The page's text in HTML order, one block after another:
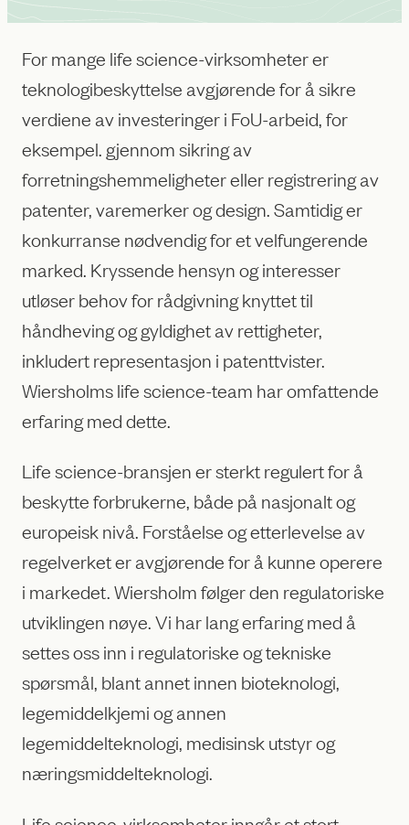
For mange life science-virksomheter er
teknologibeskyttelse avgjørende for å sikre
verdiene av investeringer i FoU-arbeid, for
eksempel. gjennom sikring av
forretningshemmeligheter eller registrering av
patenter, varemerker og design. Samtidig er
konkurranse nødvendig for et velfungerende
marked. Kryssende hensyn og interesser
utløser behov for rådgivning knyttet til
håndheving og gyldighet av rettigheter,
inkludert representasjon i patenttvister.
Wiersholms life science-team har omfattende
erfaring med dette.
Life science-bransjen er sterkt regulert for å
beskytte forbrukerne, både på nasjonalt og
europeisk nivå. Forståelse og etterlevelse av
regelverket er avgjørende for å kunne operere
i markedet. Wiersholm følger den regulatoriske
utviklingen nøye. Vi har lang erfaring med å
settes oss inn i regulatoriske og tekniske
spørsmål, blant annet innen bioteknologi,
legemiddelkjemi og annen
legemiddelteknologi, medisinsk utstyr og
næringsmiddelteknologi.